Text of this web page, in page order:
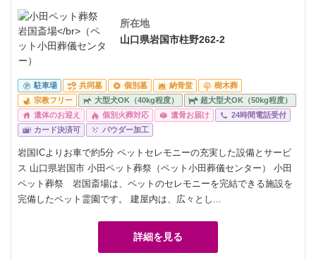
所在地
山口県岩国市柱野262-2
駐車場 共同墓 個別墓 納骨堂
樹木葬
宗教フリー
大型犬OK（40kg程度）
超大型犬OK（50kg程度）
遺体のお迎え
個別火葬対応 遺骨お届け
24時間電話受付
カード決済可
パウダー加工
岩国ICよりお車で約5分 ペットセレモニーの充実した設備とサービ
ス 山口県岩国市 小田ペット葬祭（ペット小田葬儀センター） 小田
ペット葬祭 岩国斎場は、ペットのセレモニーを完結できる施設を
完備したペット霊園です。 建屋内は、広々とし...
詳細を見る